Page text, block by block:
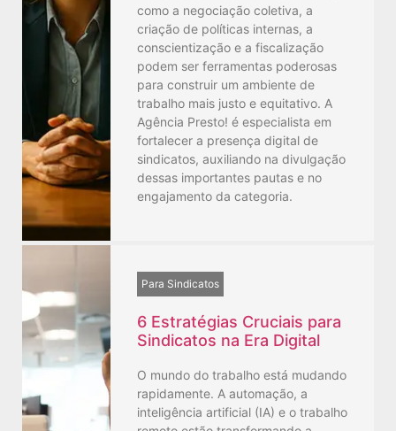
como a negociação coletiva, a
criação de políticas internas, a
conscientização e a fiscalização
podem ser ferramentas poderosas
para construir um ambiente de
trabalho mais justo e equitativo. A
Agência Presto! é especialista em
fortalecer a presença digital de
sindicatos, auxiliando na divulgação
dessas importantes pautas e no
engajamento da categoria.
Para Sindicatos
6 Estratégias Cruciais para
Sindicatos na Era Digital
O mundo do trabalho está mudando
rapidamente. A automação, a
inteligência artificial (IA) e o trabalho